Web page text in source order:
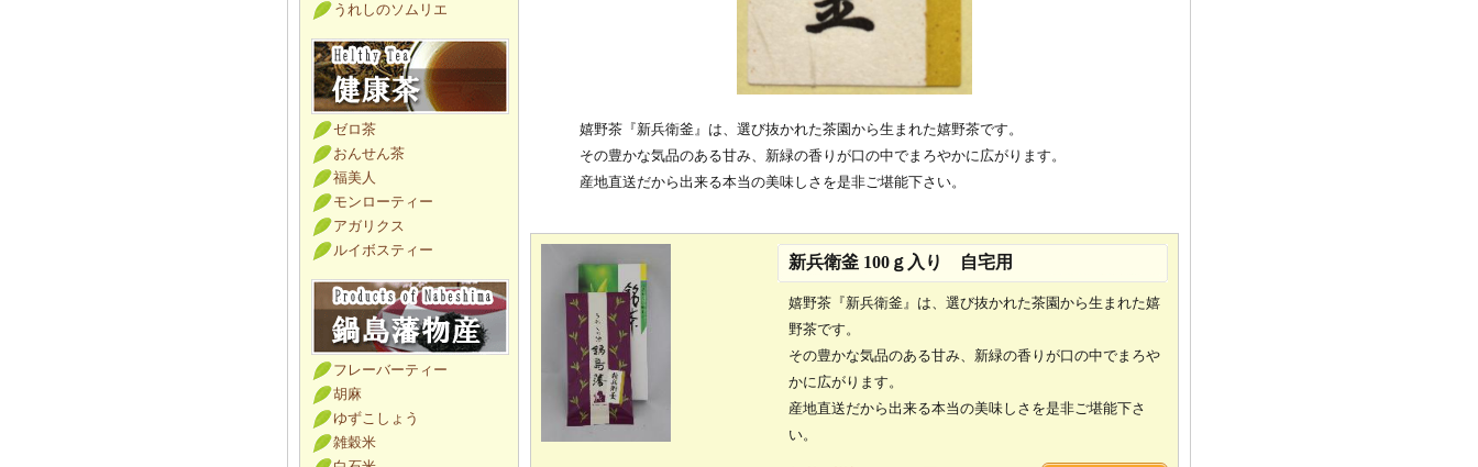
うれしのソムリエ
ゼロ茶
おんせん茶
福美人
モンローティー
アガリクス
ルイボスティー
フレーバーティー
胡麻
ゆずこしょう
雑穀米
嬉野茶『新兵衛釜』は、選び抜かれた茶園から生まれた嬉野茶です。
その豊かな気品のある甘み、新緑の香りが口の中でまろやかに広がります。
産地直送だから出来る本当の美味しさを是非ご堪能下さい。
新兵衛釜 100ｇ入り 自宅用
嬉野茶『新兵衛釜』は、選び抜かれた茶園から生まれた嬉
野茶です。
その豊かな気品のある甘み、新緑の香りが口の中でまろや
かに広がります。
産地直送だから出来る本当の美味しさを是非ご堪能下さ
い。